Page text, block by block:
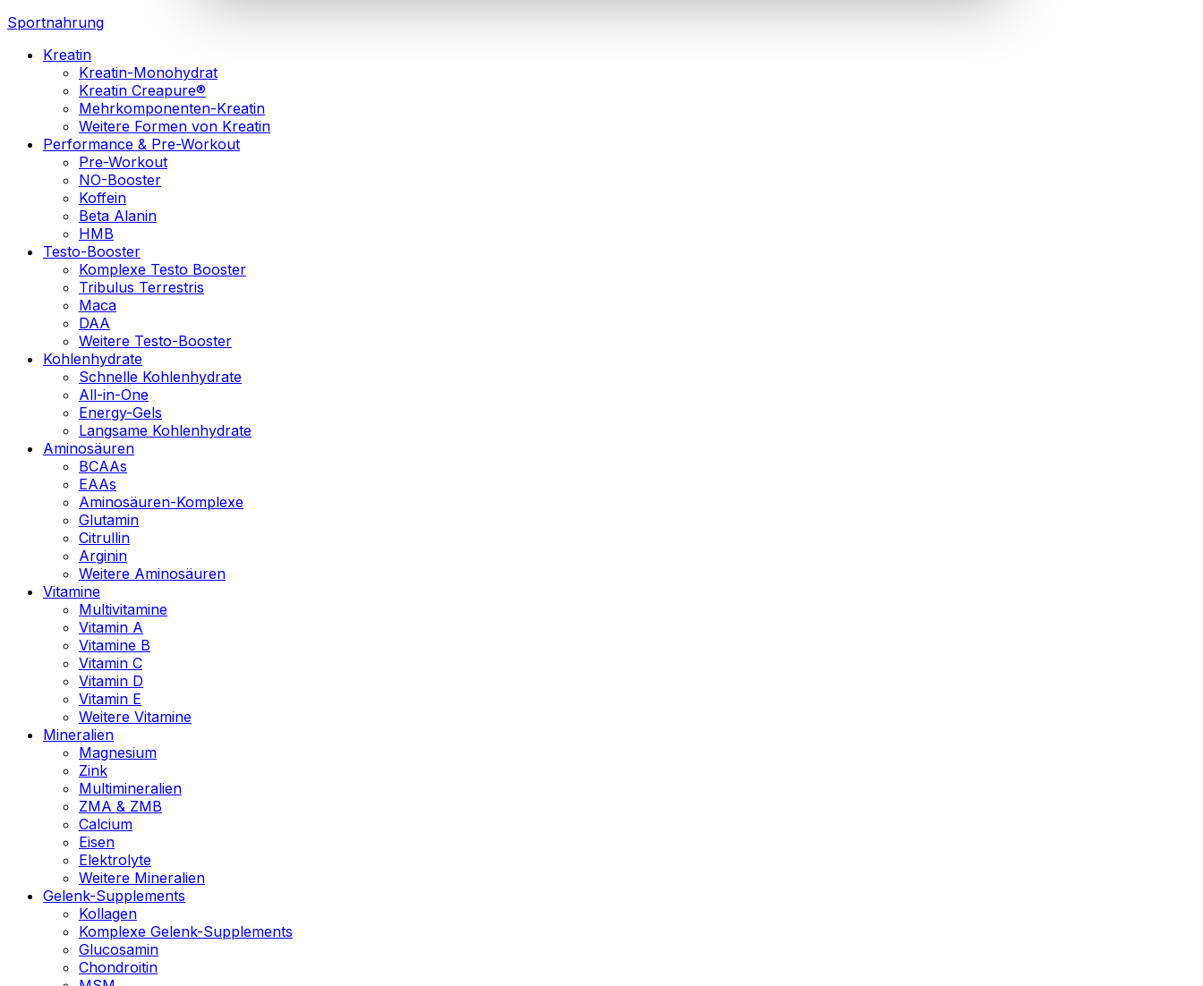
Sportnahrung
Kreatin
Kreatin-Monohydrat
Kreatin Creapure®
Mehrkomponenten-Kreatin
Weitere Formen von Kreatin
Performance & Pre-Workout
Pre-Workout
NO-Booster
Koffein
Beta Alanin
HMB
Testo-Booster
Komplexe Testo Booster
Tribulus Terrestris
Maca
DAA
Weitere Testo-Booster
Kohlenhydrate
Schnelle Kohlenhydrate
All-in-One
Energy-Gels
Langsame Kohlenhydrate
Aminosäuren
BCAAs
EAAs
Aminosäuren-Komplexe
Glutamin
Citrullin
Arginin
Weitere Aminosäuren
Vitamine
Multivitamine
Vitamin A
Vitamine B
Vitamin C
Vitamin D
Vitamin E
Weitere Vitamine
Mineralien
Magnesium
Zink
Multimineralien
ZMA & ZMB
Calcium
Eisen
Elektrolyte
Weitere Mineralien
Gelenk-Supplements
Kollagen
Komplexe Gelenk-Supplements
Glucosamin
Chondroitin